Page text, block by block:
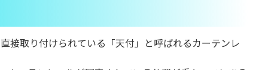
接取り付けられている「天付」と呼ばれるカーテンレ